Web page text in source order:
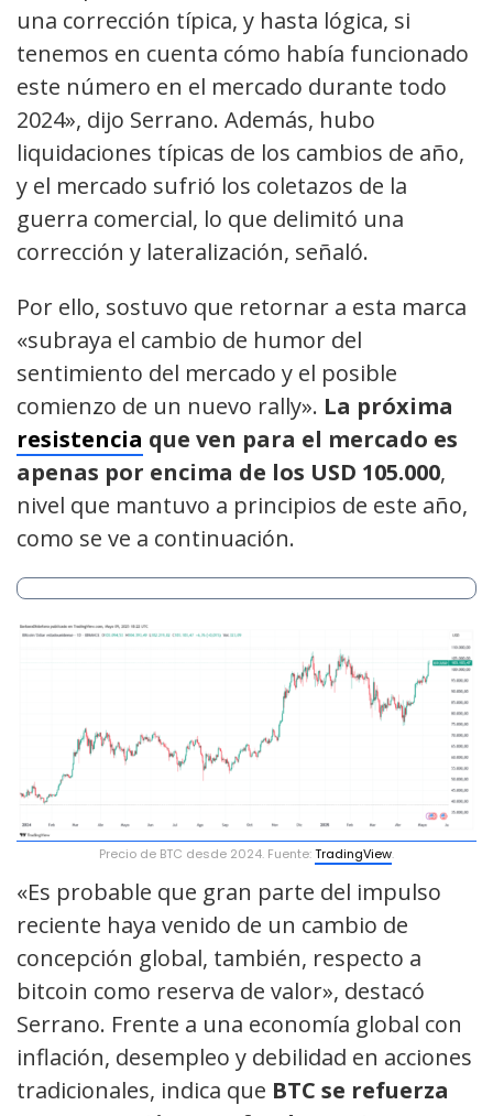
una corrección típica, y hasta lógica, si
tenemos en cuenta cómo había funcionado
este número en el mercado durante todo
2024», dijo Serrano. Además, hubo
liquidaciones típicas de los cambios de año,
y el mercado sufrió los coletazos de la
guerra comercial, lo que delimitó una
corrección y lateralización, señaló.
Por ello, sostuvo que retornar a esta marca
«subraya el cambio de humor del
sentimiento del mercado y el posible
comienzo de un nuevo rally». La próxima
resistencia que ven para el mercado es
apenas por encima de los USD 105.000,
nivel que mantuvo a principios de este año,
como se ve a continuación.
Precio de BTC desde 2024. Fuente:TradingView.
«Es probable que gran parte del impulso
reciente haya venido de un cambio de
concepción global, también, respecto a
bitcoin como reserva de valor», destacó
Serrano. Frente a una economía global con
inflación, desempleo y debilidad en acciones
tradicionales, indica que BTC se refuerza